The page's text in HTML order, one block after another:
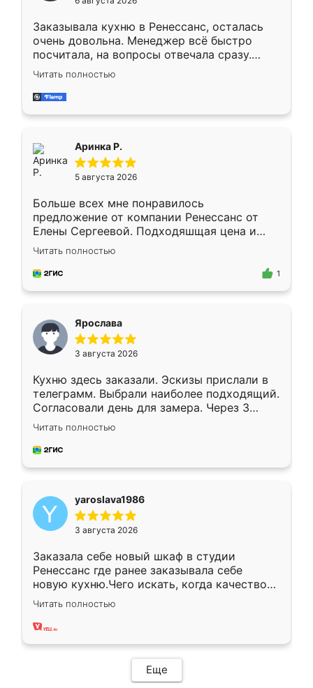
мебели буду заказывать только здесь.
Заказывала кухню в Ренессанс, осталась
очень довольна. Менеджер всё быстро
посчитала, на вопросы отвечала сразу.
Замерщик приехал в субботу, подошёл к
делу со всей ответственностью. Собрали
за день, ребята работали аккуратно, даже
Читать полностью
Аринка Р.
5 августа 2026
Больше всех мне понравилось
предложение от компании Ренессанс от
Елены Сергеевой. Подходяшщая цена и
короткие сроки изготовления. Приехавший
для замера сотрудник Владислав
предложил по моему эскизу самый
Читать полностью
1
Ярослава
3 августа 2026
Кухню здесь заказали. Эскизы прислали в
телеграмм. Выбрали наиболее подходящий.
Согласовали день для замера. Через 3
недели кухня была уже готова. Остались
довольны работой. Спасибо Ренессанс
мебель за качественную работу!
Читать полностью
yaroslava1986
3 августа 2026
Заказала себе новый шкаф в студии
Ренессанс где ранее заказывала себе
новую кухню.Чего искать, когда качеством
вполне довольна. Служит кухня уже почти
два года, нареканий нет.
Читать полностью
Еще